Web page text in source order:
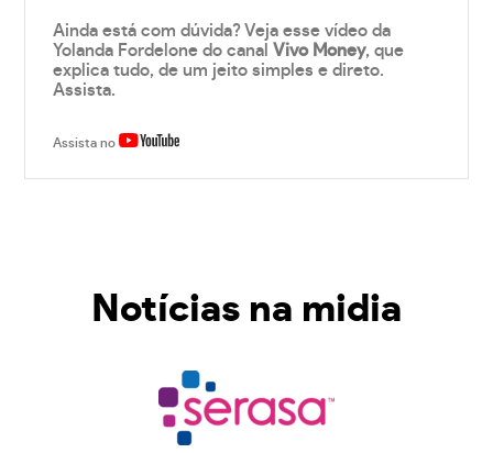
Ainda está com dúvida? Veja esse vídeo da
Yolanda Fordelone do canalVivo Money, que
explica tudo, de um jeito simples e direto.
Assista.
Assista no
Notícias na midia